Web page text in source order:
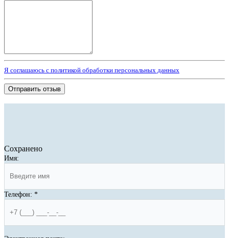
Я соглашаюсь с политикой обработки персональных данных
Отправить отзыв
Сохранено
Имя:
Телефон: *